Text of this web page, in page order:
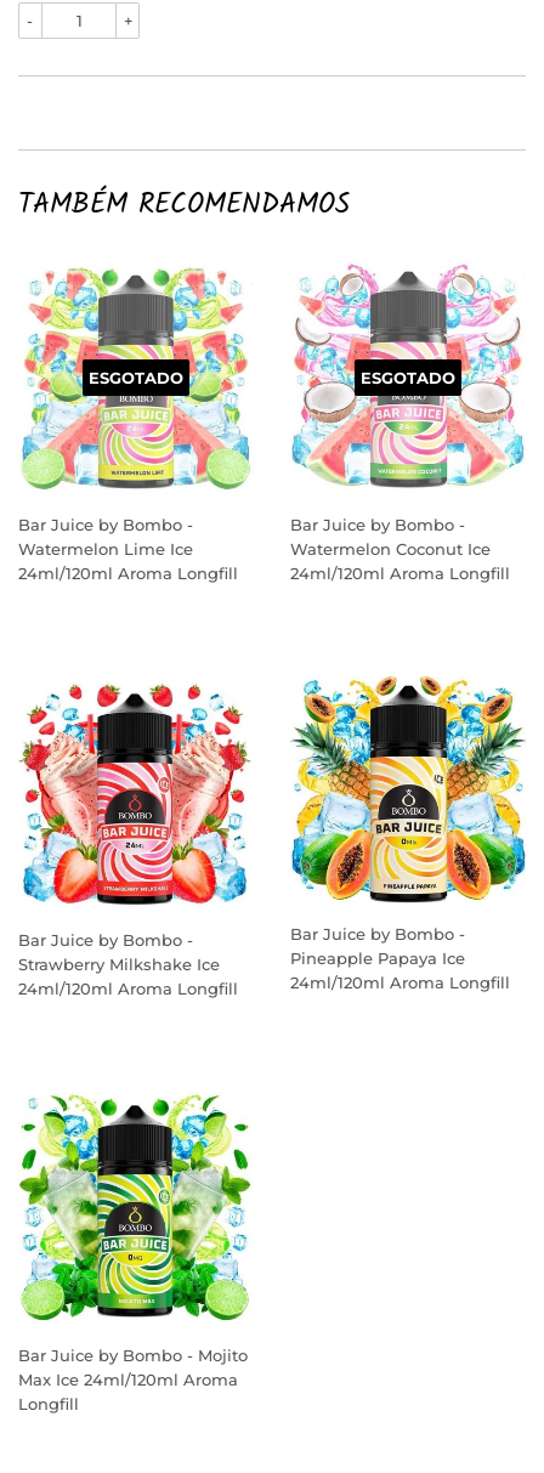
+
-
TAMBÉM RECOMENDAMOS
ESGOTADO
Bar Juice by Bombo -
Watermelon Lime Ice
24ml/120ml Aroma Longfill
ESGOTADO
Bar Juice by Bombo -
Watermelon Coconut Ice
24ml/120ml Aroma Longfill
Bar Juice by Bombo -
Strawberry Milkshake Ice
24ml/120ml Aroma Longfill
Bar Juice by Bombo -
Pineapple Papaya Ice
24ml/120ml Aroma Longfill
Bar Juice by Bombo - Mojito
Max Ice 24ml/120ml Aroma
Longfill